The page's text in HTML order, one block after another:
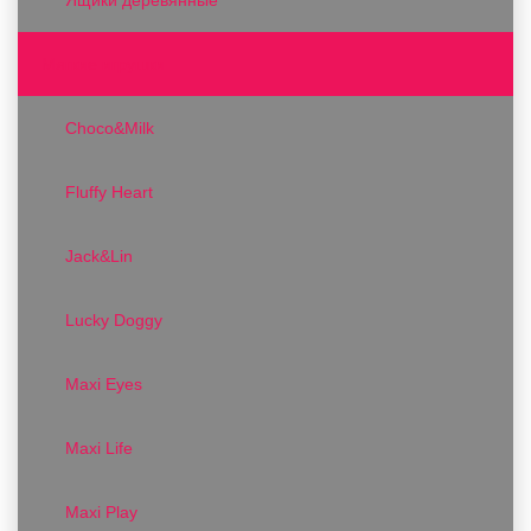
Choco&Milk
Fluffy Heart
Jack&Lin
Lucky Doggy
Maxi Eyes
Maxi Life
Maxi Play